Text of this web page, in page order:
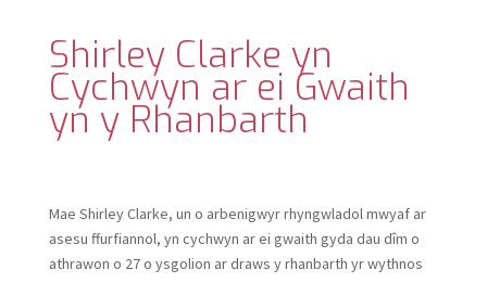
Shirley Clarke yn
Cychwyn ar ei Gwaith
yn y Rhanbarth
Mae Shirley Clarke, un o arbenigwyr rhyngwladol mwyaf ar
asesu ffurfiannol, yn cychwyn ar ei gwaith gyda dau dîm o
athrawon o 27 o ysgolion ar draws y rhanbarth yr wythnos